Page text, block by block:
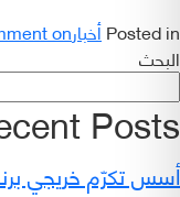
Posted inأخبارon “أسس العقار” تتجاوز مليار ريال القيمة الإجمالية للتعاملات العقارية في معرض سيتي سكيب العالمي 2025
البحث
Posts
أسس تكرّم خريجي